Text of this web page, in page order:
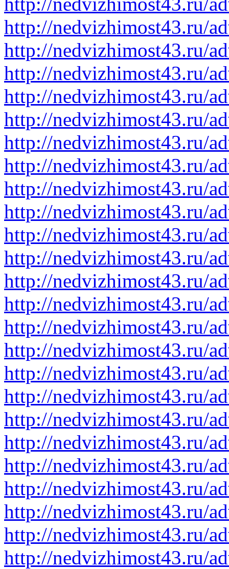
http://nedvizhimost43.ru/
http://nedvizhimost43.ru/
http://nedvizhimost43.ru/
http://nedvizhimost43.ru/
http://nedvizhimost43.ru/
http://nedvizhimost43.ru/
http://nedvizhimost43.ru/
http://nedvizhimost43.ru/
http://nedvizhimost43.ru/
http://nedvizhimost43.ru/
http://nedvizhimost43.ru/
http://nedvizhimost43.ru/
http://nedvizhimost43.ru/
http://nedvizhimost43.ru/
http://nedvizhimost43.ru/
http://nedvizhimost43.ru/
http://nedvizhimost43.ru/
http://nedvizhimost43.ru/
http://nedvizhimost43.ru/
http://nedvizhimost43.ru/
http://nedvizhimost43.ru/
http://nedvizhimost43.ru/
http://nedvizhimost43.ru/
http://nedvizhimost43.ru/